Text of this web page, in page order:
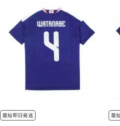
最短即日発送 最